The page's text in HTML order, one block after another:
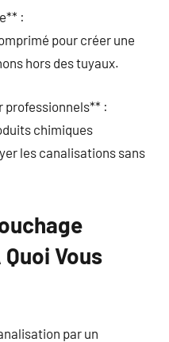
:
pour créer une
hors des tuyaux.
professionnels** :
chimiques
les canalisations sans
Vous
par un